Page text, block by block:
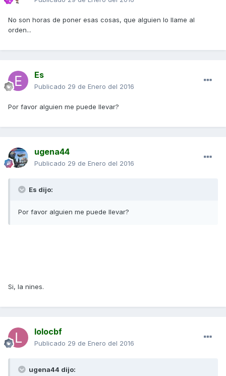
No son horas de poner esas cosas, que alguien lo llame al
orden...
Es
Publicado 29 de Enero del 2016
Por favor alguien me puede llevar?
ugena44
Publicado 29 de Enero del 2016
Es dijo:
Por favor alguien me puede llevar?
Si, la nines.
lolocbf
Publicado 29 de Enero del 2016
ugena44 dijo: